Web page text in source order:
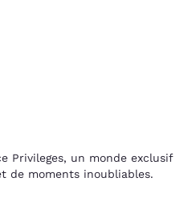
Privileges, un monde exclusif
de moments inoubliables.